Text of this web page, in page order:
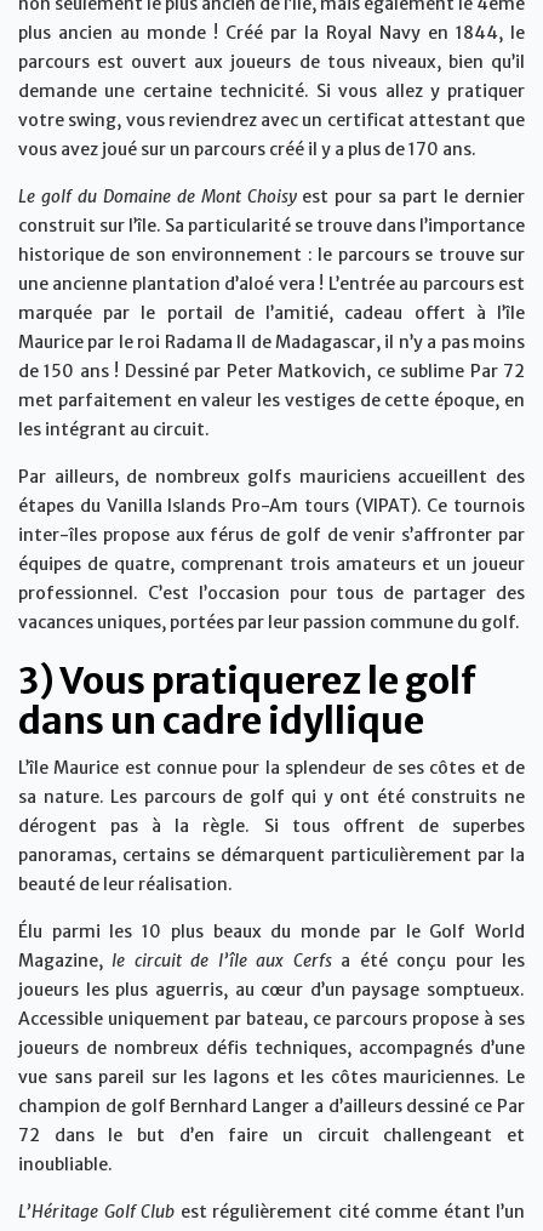
plus ancien au monde ! Créé par la Royal Navy en 1844, le
parcours est ouvert aux joueurs de tous niveaux, bien qu’il
demande une certaine technicité. Si vous allez y pratiquer
votre swing, vous reviendrez avec un certificat attestant que
vous avez joué sur un parcours créé il y a plus de 170 ans.
Le golf du Domaine de Mont Choisyest pour sa part le dernier
construit sur l’île. Sa particularité se trouve dans l’importance
historique de son environnement : le parcours se trouve sur
une ancienne plantation d’aloé vera ! L’entrée au parcours est
marquée par le portail de l’amitié, cadeau offert à l’île
Maurice par le roi Radama II de Madagascar, il n’y a pas moins
de 150 ans ! Dessiné par Peter Matkovich, ce sublime Par 72
met parfaitement en valeur les vestiges de cette époque, en
les intégrant au circuit.
Par ailleurs, de nombreux golfs mauriciens accueillent des
étapes du Vanilla Islands Pro-Am tours (VIPAT). Ce tournois
inter-îles propose aux férus de golf de venir s’affronter par
équipes de quatre, comprenant trois amateurs et un joueur
professionnel. C’est l’occasion pour tous de partager des
vacances uniques, portées par leur passion commune du golf.
3) Vous pratiquerez le golf
dans un cadre idyllique
L’île Maurice est connue pour la splendeur de ses côtes et de
sa nature. Les parcours de golf qui y ont été construits ne
dérogent pas à la règle. Si tous offrent de superbes
panoramas, certains se démarquent particulièrement par la
beauté de leur réalisation.
Élu parmi les 10 plus beaux du monde par le Golf World
Magazine,le circuit de l’île aux Cerfsa été conçu pour les
joueurs les plus aguerris, au cœur d’un paysage somptueux.
Accessible uniquement par bateau, ce parcours propose à ses
joueurs de nombreux défis techniques, accompagnés d’une
vue sans pareil sur les lagons et les côtes mauriciennes. Le
champion de golf Bernhard Langer a d’ailleurs dessiné ce Par
72 dans le but d’en faire un circuit challengeant et
inoubliable.
L’Héritage Golf Club est régulièrement cité comme étant l’un